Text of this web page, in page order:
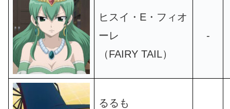
ヒスイ・E・フィオ
ーレ
（FAIRY TAIL）
-
るるも